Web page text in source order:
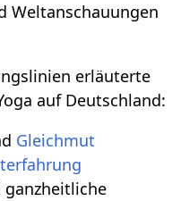
Weltanschauungen
erläuterte
auf Deutschland:
Gleichmut